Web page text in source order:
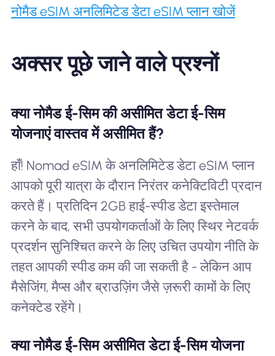
नोमैड eSIM अनलिमिटेड डेटा eSIM प्लान खोजें
अक्सर पूछे जाने वाले प्रश्नों
क्या नोमैड ई-सिम की असीमित डेटा ई-सिम
योजनाएं वास्तव में असीमित हैं?
हाँ! Nomad eSIM के अनलिमिटेड डेटा eSIM प्लान
आपको पूरी यात्रा के दौरान निरंतर कनेक्टिविटी प्रदान
करते हैं। प्रतिदिन 2GB हाई-स्पीड डेटा इस्तेमाल
करने के बाद, सभी उपयोगकर्ताओं के लिए स्थिर नेटवर्क
प्रदर्शन सुनिश्चित करने के लिए उचित उपयोग नीति के
तहत आपकी स्पीड कम की जा सकती है - लेकिन आप
मैसेजिंग, मैप्स और ब्राउज़िंग जैसे ज़रूरी कामों के लिए
कनेक्टेड रहेंगे।
क्या नोमैड ई-सिम असीमित डेटा ई-सिम योजना